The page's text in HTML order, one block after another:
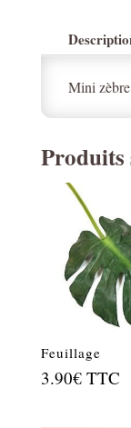
Mini
Feuillage
3.90€ TTC